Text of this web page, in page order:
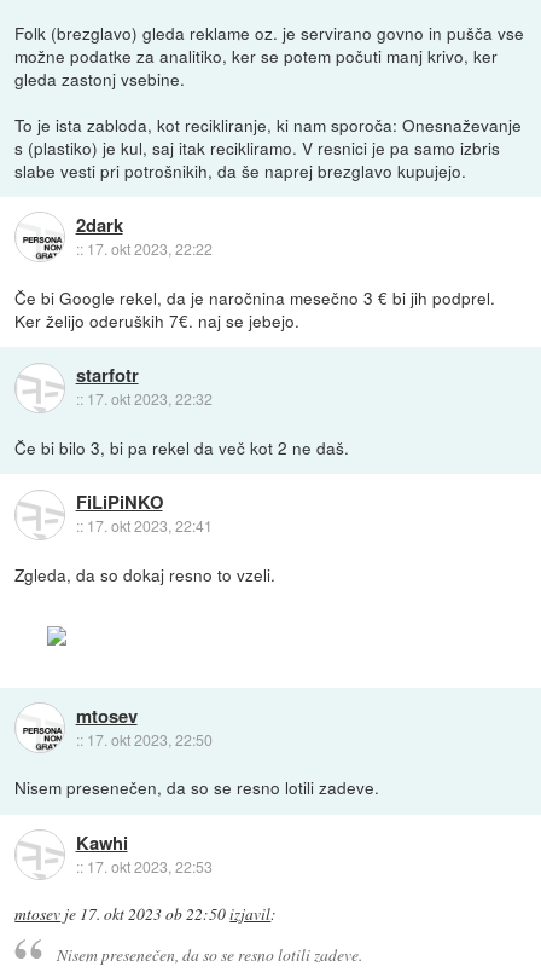
Folk (brezglavo) gleda reklame oz. je servirano govno in pušča vse
možne podatke za analitiko, ker se potem počuti manj krivo, ker
gleda zastonj vsebine.
To je ista zabloda, kot recikliranje, ki nam sporoča: Onesnaževanje
s (plastiko) je kul, saj itak recikliramo. V resnici je pa samo izbris
slabe vesti pri potrošnikih, da še naprej brezglavo kupujejo.
2dark
:: 17. okt 2023, 22:22
Če bi Google rekel, da je naročnina mesečno 3 € bi jih podprel.
Ker želijo oderuških 7€. naj se jebejo.
starfotr
:: 17. okt 2023, 22:32
Če bi bilo 3, bi pa rekel da več kot 2 ne daš.
FiLiPiNKO
:: 17. okt 2023, 22:41
Zgleda, da so dokaj resno to vzeli.
mtosev
:: 17. okt 2023, 22:50
Nisem presenečen, da so se resno lotili zadeve.
Kawhi
:: 17. okt 2023, 22:53
mtosev je 17. okt 2023 ob 22:50izjavil:
Nisem presenečen, da so se resno lotili zadeve.